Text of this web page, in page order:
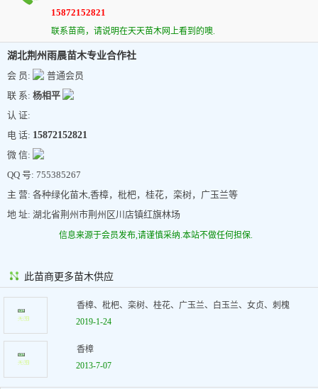
15872152821
联系苗商，请说明在天天苗木网上看到的噢.
湖北荆州雨晨苗木专业合作社
会 员:
普通会员
联 系: 杨相平
认 证:
电 话: 15872152821
微 信:
QQ 号: 755385267
主 营: 各种绿化苗木,香樟，枇杷，桂花，栾树，广玉兰等
地 址: 湖北省荆州市荆州区川店镇红旗林场
信息来源于会员发布,请谨慎采纳.本站不做任何担保.
此苗商更多苗木供应
香樟、枇杷、栾树、桂花、广玉兰、白玉兰、女贞、刺槐
2019-1-24
香樟
2013-7-07